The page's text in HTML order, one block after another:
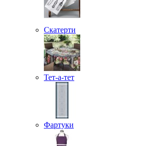
Скатерти
Тет-а-тет
Фартуки